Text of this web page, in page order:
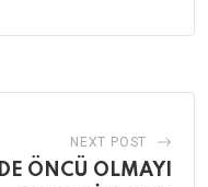
NEXT POST
ÖNCÜ OLMAYI